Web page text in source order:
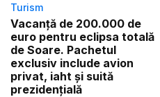
Turism
Vacanță de 200.000 de
euro pentru eclipsa totală
de Soare. Pachetul
exclusiv include avion
privat, iaht și suită
prezidențială